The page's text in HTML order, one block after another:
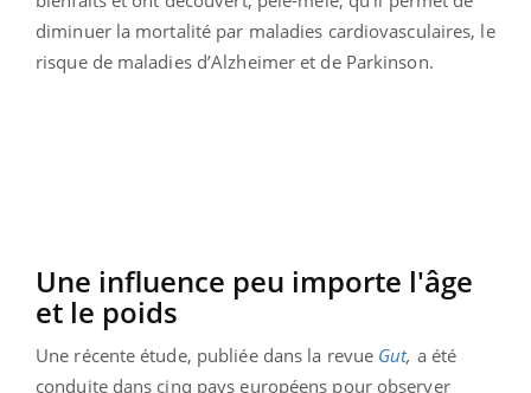
diminuer la mortalité par maladies cardiovasculaires, le
risque de maladies d’Alzheimer et de Parkinson.
Une influence peu importe l'âge
et le poids
Une récente étude, publiée dans la revue Gut, a été
conduite dans cinq pays européens pour observer